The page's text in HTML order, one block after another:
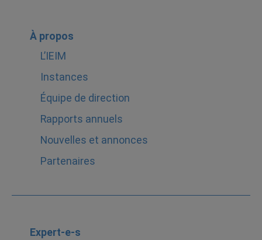
À propos
L’IEIM
Instances
Équipe de direction
Rapports annuels
Nouvelles et annonces
Partenaires
Expert-e-s